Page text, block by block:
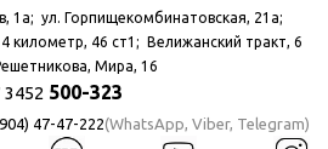
1а; ул. Горпищекомбинатовская, 21а;
километр, 46 ст1; Велижанский тракт, 6
Мира, 16
3452 500-323
47-47-222(WhatsApp, Viber, Telegram)